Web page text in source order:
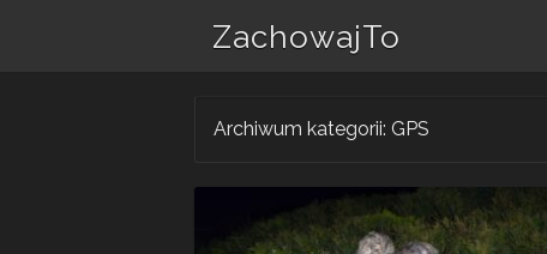
ZachowajTo
Archiwum kategorii: GPS